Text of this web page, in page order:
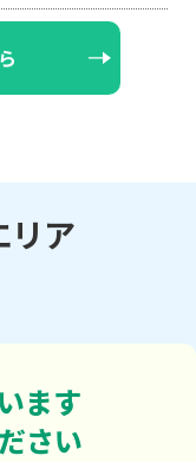
リア
ます
さい